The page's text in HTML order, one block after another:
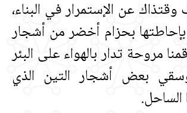
عن الإستمرار في البناء،
بإحاطتها بحزام أخضر من أشجار
مروحة تدار بالهواء على البئر
بعض أشجار التين الذي